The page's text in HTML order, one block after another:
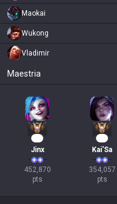
Maokai
Wukong
Vladimir
Maestria
Jinx
452,870
pts
Kai'Sa
354,057
pts